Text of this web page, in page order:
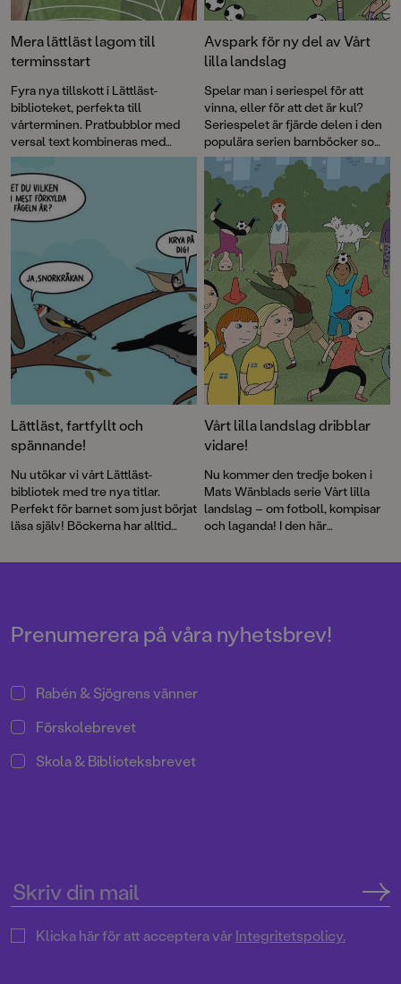
Mera lättläst lagom till
terminsstart
Fyra nya tillskott i Lättläst-
biblioteket, perfekta till
vårterminen. Pratbubblor med
versal text kombineras med
läsvänliga gemener i brödtexten.
Det klockrena sättet att öva
läsning!
Avspark för ny del av Vårt
lilla landslag
Spelar man i seriespel för att
vinna, eller för att det är kul?
Seriespelet är fjärde delen i den
populära serien barnböcker som
tagits fram i samarbete med
Svenska Fotbollförbundet.
Lättläst, fartfyllt och
spännande!
Nu utökar vi vårt Lättläst-
bibliotek med tre nya titlar.
Perfekt för barnet som just börjat
läsa själv! Böckerna har alltid
pratbubblor med versal text.
Vårt lilla landslag dribblar
vidare!
Nu kommer den tredje boken i
Mats Wänblads serie Vårt lilla
landslag – om fotboll, kompisar
och laganda! I den här
det är så kul att storsatsa –
Prenumerera på våra nyhetsbrev!
Rabén & Sjögrens vänner
Förskolebrevet
Skola & Biblioteksbrevet
Klicka här för att acceptera vårIntegritetspolicy.